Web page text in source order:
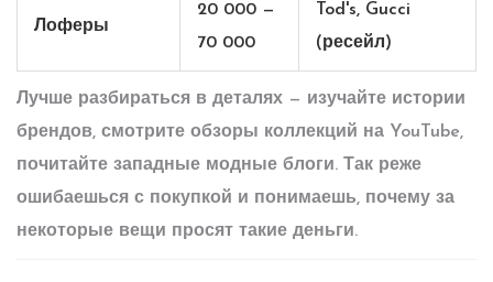
Лоферы
20 000 —
70 000
Tod's, Gucci
(ресейл)
Лучше разбираться в деталях — изучайте истории
брендов, смотрите обзоры коллекций на YouTube,
почитайте западные модные блоги. Так реже
ошибаешься с покупкой и понимаешь, почему за
некоторые вещи просят такие деньги.